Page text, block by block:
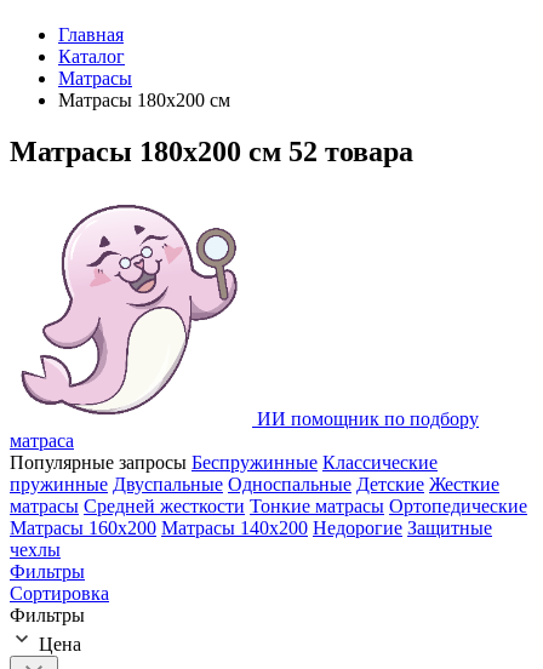
Главная
Каталог
Матрасы
Матрасы 180х200 см
Матрасы 180х200 см 52 товара
ИИ помощник по подбору
матраса
Популярные запросы Беспружинные Классические
пружинные Двуспальные Односпальные Детские Жесткие
матрасы Средней жесткости Тонкие матрасы Ортопедические
Матрасы 160х200 Матрасы 140х200 Недорогие Защитные
чехлы
Фильтры
Сортировка
Фильтры
Цена